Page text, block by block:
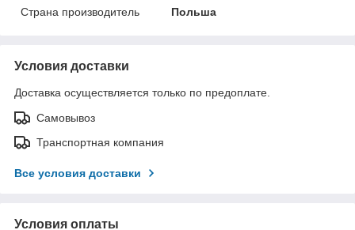
Страна производитель
Польша
Условия доставки
Доставка осуществляется только по предоплате.
Самовывоз
Транспортная компания
Все условия доставки
Условия оплаты